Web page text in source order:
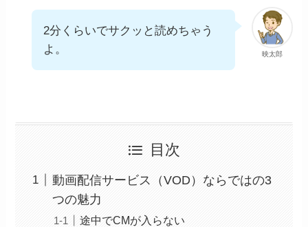
映太郎
2分くらいでサクッと読めちゃう
よ。
目次
動画配信サービス（VOD）ならではの3
つの魅力
途中でCMが入らない